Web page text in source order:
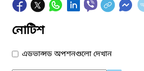
নোটিশ
এডভান্সড অপশনগুলো দেখান